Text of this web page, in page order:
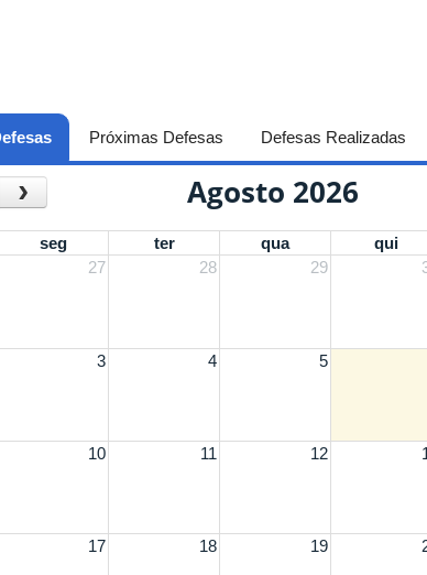
(aba ativa)
Próximas Defesas Defesas Realizadas
› Agosto 2026
seg ter qua qui
27 28 29
3 4 5
10 11 12
17 18 19